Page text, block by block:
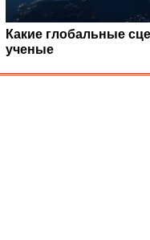
Какие глобальные
ученые